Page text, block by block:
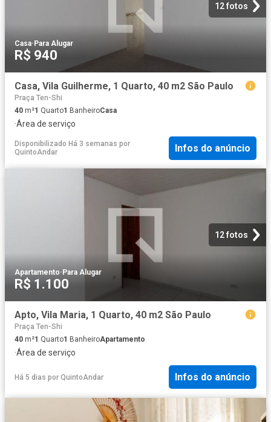
12 fotos
Casa·Para Alugar
R$ 940
Casa, Vila Guilherme, 1 Quarto, 40 m2 São Paulo
Praça Ten-Shi
40 m²1 Quarto1 BanheiroCasa
·Área de serviço
Disponibilizado Há 3 semanas por
QuintoAndar
Infos do anúncio
12 fotos
Apartamento· Para Alugar
R$ 1.100
Apto, Vila Maria, 1 Quarto, 40 m2 São Paulo
Praça Ten-Shi
40 m²1 Quarto1 BanheiroApartamento
·Área de serviço
Há 5 dias por QuintoAndar Infos do anúncio